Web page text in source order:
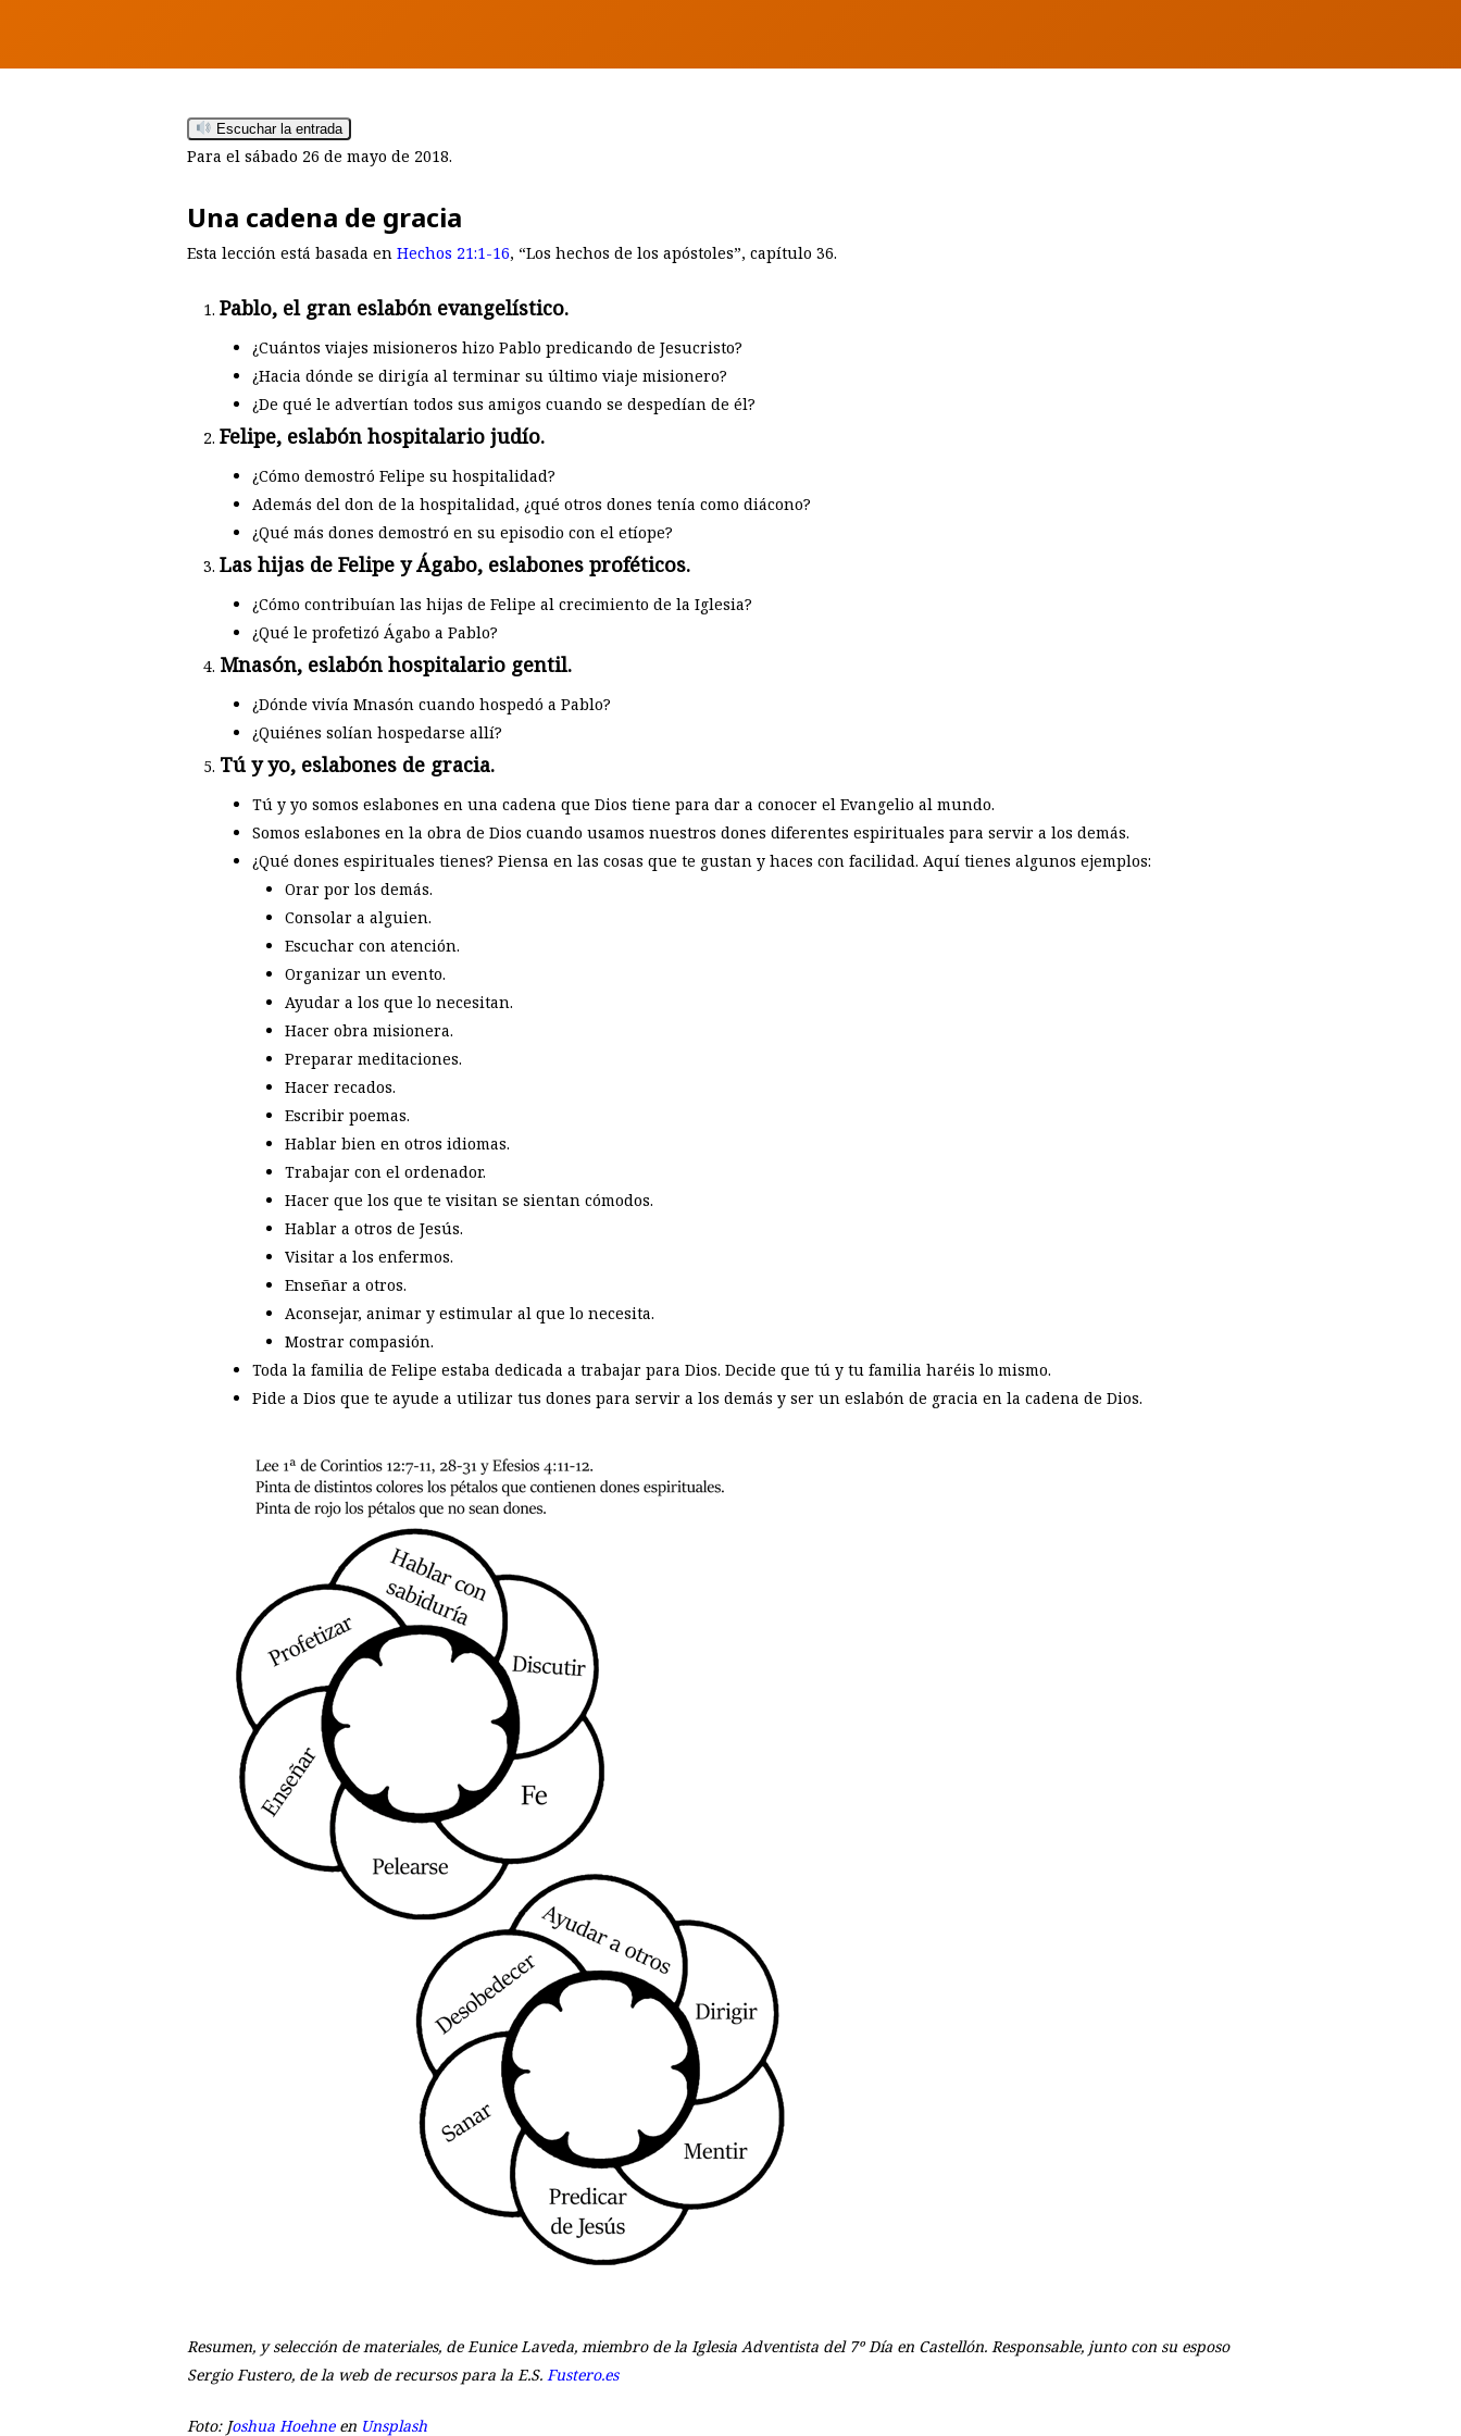
Escuchar la entrada
Para el sábado 26 de mayo de 2018.
Una cadena de gracia
Esta lección está basada en Hechos 21:1-16, “Los hechos de los apóstoles”, capítulo 36.
Pablo, el gran eslabón evangelístico.
¿Cuántos viajes misioneros hizo Pablo predicando de Jesucristo?
¿Hacia dónde se dirigía al terminar su último viaje misionero?
¿De qué le advertían todos sus amigos cuando se despedían de él?
Felipe, eslabón hospitalario judío.
¿Cómo demostró Felipe su hospitalidad?
Además del don de la hospitalidad, ¿qué otros dones tenía como diácono?
¿Qué más dones demostró en su episodio con el etíope?
Las hijas de Felipe y Ágabo, eslabones proféticos.
¿Cómo contribuían las hijas de Felipe al crecimiento de la Iglesia?
¿Qué le profetizó Ágabo a Pablo?
Mnasón, eslabón hospitalario gentil.
¿Dónde vivía Mnasón cuando hospedó a Pablo?
¿Quiénes solían hospedarse allí?
Tú y yo, eslabones de gracia.
Tú y yo somos eslabones en una cadena que Dios tiene para dar a conocer el Evangelio al mundo.
Somos eslabones en la obra de Dios cuando usamos nuestros dones diferentes espirituales para servir a los demás.
¿Qué dones espirituales tienes? Piensa en las cosas que te gustan y haces con facilidad. Aquí tienes algunos ejemplos:
Orar por los demás.
Consolar a alguien.
Escuchar con atención.
Organizar un evento.
Ayudar a los que lo necesitan.
Hacer obra misionera.
Preparar meditaciones.
Hacer recados.
Escribir poemas.
Hablar bien en otros idiomas.
Trabajar con el ordenador.
Hacer que los que te visitan se sientan cómodos.
Hablar a otros de Jesús.
Visitar a los enfermos.
Enseñar a otros.
Aconsejar, animar y estimular al que lo necesita.
Mostrar compasión.
Toda la familia de Felipe estaba dedicada a trabajar para Dios. Decide que tú y tu familia haréis lo mismo.
Pide a Dios que te ayude a utilizar tus dones para servir a los demás y ser un eslabón de gracia en la cadena de Dios.
Resumen, y selección de materiales, de Eunice Laveda, miembro de la Iglesia Adventista del 7º Día en Castellón. Responsable, junto con su esposo
Sergio Fustero, de la web de recursos para la E.S. Fustero.es
Foto: Joshua Hoehneen Unsplash